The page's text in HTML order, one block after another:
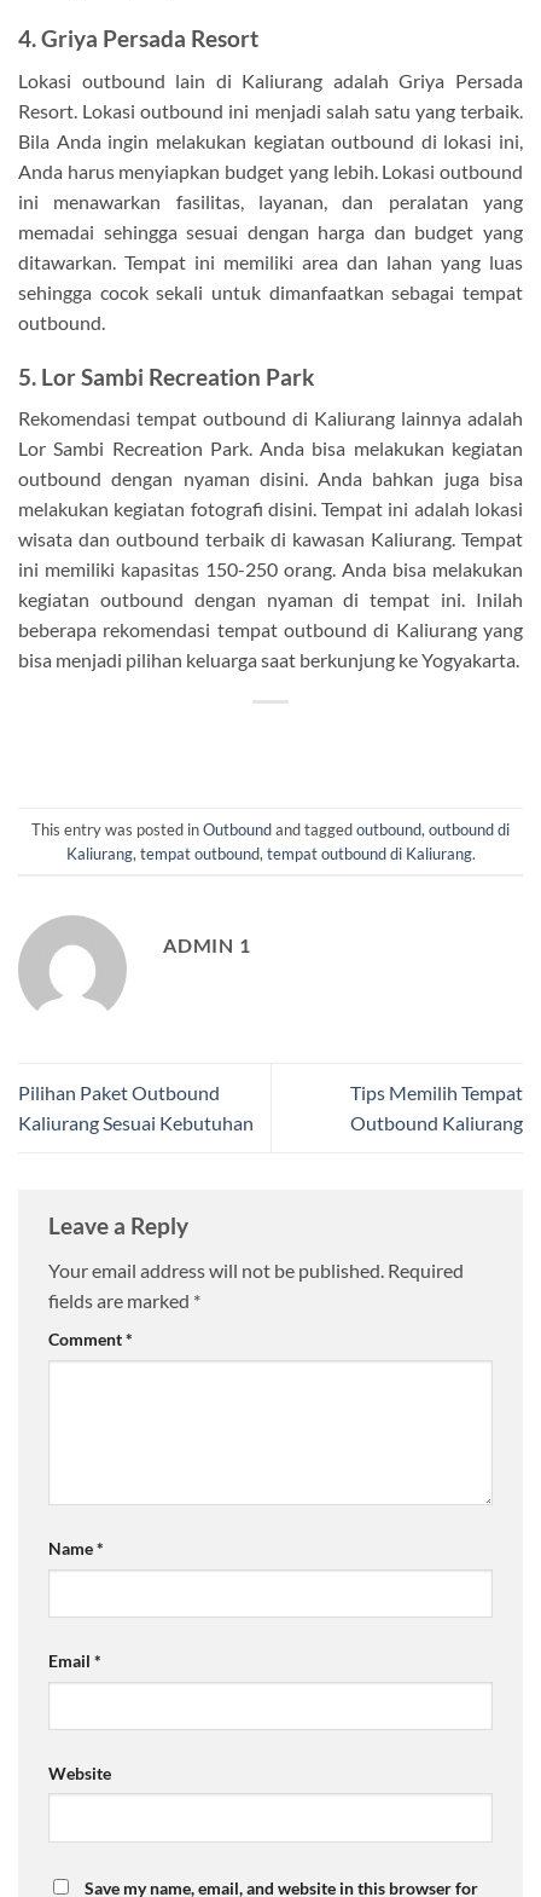
4. Griya Persada Resort
Lokasi outbound lain di Kaliurang adalah Griya Persada
Resort. Lokasi outbound ini menjadi salah satu yang terbaik.
Bila Anda ingin melakukan kegiatan outbound di lokasi ini,
Anda harus menyiapkan budget yang lebih. Lokasi outbound
ini menawarkan fasilitas, layanan, dan peralatan yang
memadai sehingga sesuai dengan harga dan budget yang
ditawarkan. Tempat ini memiliki area dan lahan yang luas
sehingga cocok sekali untuk dimanfaatkan sebagai tempat
outbound.
5. Lor Sambi Recreation Park
Rekomendasi tempat outbound di Kaliurang lainnya adalah
Lor Sambi Recreation Park. Anda bisa melakukan kegiatan
outbound dengan nyaman disini. Anda bahkan juga bisa
melakukan kegiatan fotografi disini. Tempat ini adalah lokasi
wisata dan outbound terbaik di kawasan Kaliurang. Tempat
ini memiliki kapasitas 150-250 orang. Anda bisa melakukan
kegiatan outbound dengan nyaman di tempat ini. Inilah
beberapa rekomendasi tempat outbound di Kaliurang yang
bisa menjadi pilihan keluarga saat berkunjung ke Yogyakarta.
This entry was posted inOutboundand taggedoutbound, outbound di
Kaliurang, tempat outbound, tempat outbound di Kaliurang.
ADMIN 1
Pilihan Paket Outbound
Kaliurang Sesuai Kebutuhan
Tips Memilih Tempat
Outbound Kaliurang
Leave a Reply
Your email address will not be published. Required
fields are marked *
Comment*
Name*
Email *
Website
Save my name, email, and website in this browser for